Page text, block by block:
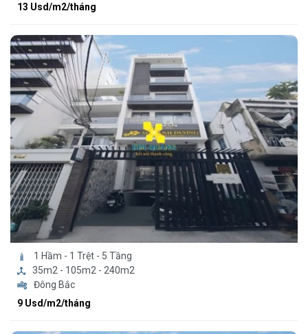
13 Usd/m2/tháng
1 Hầm - 1 Trệt - 5 Tầng
35m2 - 105m2 - 240m2
Đông Bắc
9 Usd/m2/tháng